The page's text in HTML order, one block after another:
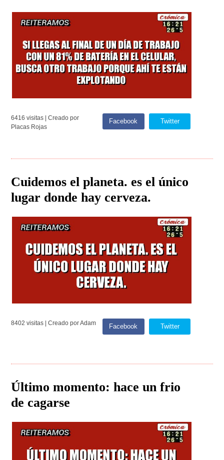
6416 visitas | Creado por
Placas Rojas
Facebook Twitter
Cuidemos el planeta. es el único
lugar donde hay cerveza.
8402 visitas | Creado por Adam Facebook Twitter
Último momento: hace un frio
de cagarse